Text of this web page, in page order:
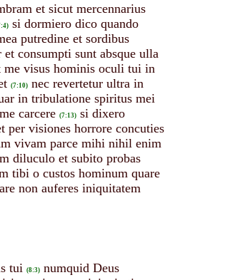
et sicut mercennarius
si dormiero dico quando
putredine et sordibus
consumpti sunt absque ulla
me visus hominis oculi tui in
(7:10) nec revertetur ultra in
in tribulatione spiritus mei
carcere (7:13) si dixero
per visiones horrore concuties
vivam parce mihi nihil enim
diluculo et subito probas
tibi o custos hominum quare
non auferes iniquitatem
tui (8:3) numquid Deus